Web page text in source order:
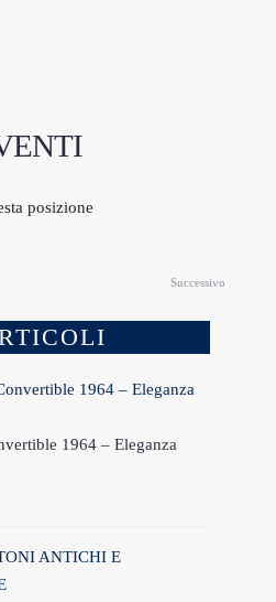
posizione
Successivo
1964 – Eleganza